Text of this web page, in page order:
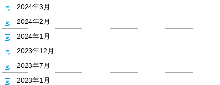
2024年3月
2024年2月
2024年1月
2023年12月
2023年7月
2023年1月